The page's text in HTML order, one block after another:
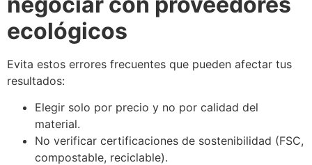
ecológicos
Evita estos errores frecuentes que pueden afectar tus
resultados:
Elegir solo por precio y no por calidad del
material.
No verificar certificaciones de sostenibilidad (FSC,
compostable, reciclable).